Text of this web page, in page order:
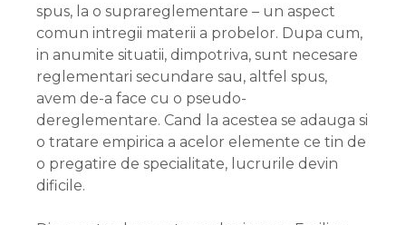
spus, la o suprareglementare – un aspect
comun intregii materii a probelor. Dupa cum,
in anumite situatii, dimpotriva, sunt necesare
reglementari secundare sau, altfel spus,
avem de-a face cu o pseudo-
dereglementare. Cand la acestea se adauga si
o tratare empirica a acelor elemente ce tin de
o pregatire de specialitate, lucrurile devin
dificile.